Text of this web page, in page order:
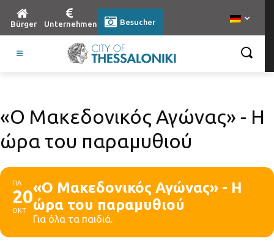
Bürger Unternehmen Besucher
«Ο Μακεδονικός Αγώνας» - Η
ώρα του παραμυθιού
ΠΑ
20
ΟΚΤ
«Ο Μακεδονικός Αγώνας» - Η
ώρα του παραμυθιού
Για όλα τα παιδιά.